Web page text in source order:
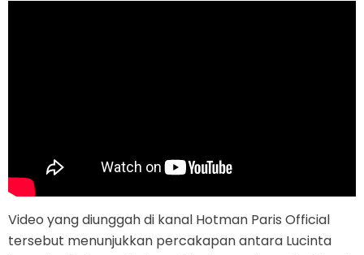
Video yang diunggah di kanal Hotman Paris Official
tersebut menunjukkan percakapan antara Lucinta